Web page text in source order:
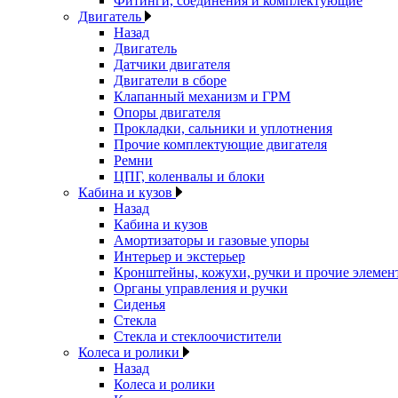
Двигатель
Назад
Двигатель
Датчики двигателя
Двигатели в сборе
Клапанный механизм и ГРМ
Опоры двигателя
Прокладки, сальники и уплотнения
Прочие комплектующие двигателя
Ремни
ЦПГ, коленвалы и блоки
Кабина и кузов
Назад
Кабина и кузов
Амортизаторы и газовые упоры
Интерьер и экстерьер
Кронштейны, кожухи, ручки и прочие
Органы управления и ручки
Сиденья
Стекла
Стекла и стеклоочистители
Колеса и ролики
Назад
Колеса и ролики